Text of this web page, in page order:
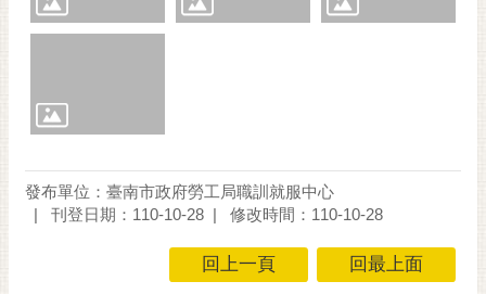
發布單位：臺南市政府勞工局職訓就服中心
刊登日期：110-10-28
修改時間：110-10-28
回上一頁 回最上面